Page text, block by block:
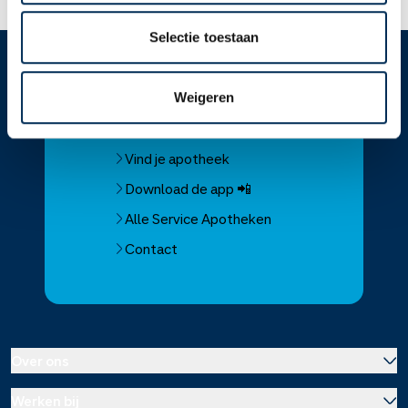
Selectie toestaan
Weigeren
ServiceApotheek
Service Apotheek home
Vind je apotheek
Download de app 📲
Alle Service Apotheken
Contact